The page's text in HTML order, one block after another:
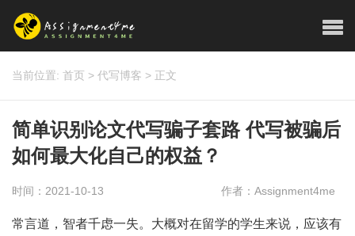
当前位置: 首页 > 代写博客 > 正文
简单识别论文代写骗子套路 代写被骗后
如何最大化自己的权益？
时间：2021-10-13 作者：Assignment4me
常言道，智者千虑一失。大概对在留学的学生来说，应该有